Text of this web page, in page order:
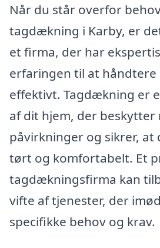
Når du står overfor
tagdækning i Karby, er
et firma, der har
erfaringen til at håndtere
effektivt. Tagdækning er
af dit hjem, der beskytter
påvirkninger og sikrer,
tørt og komfortabelt. Et
tagdækningsfirma kan
vifte af tjenester, der
specifikke behov og krav.